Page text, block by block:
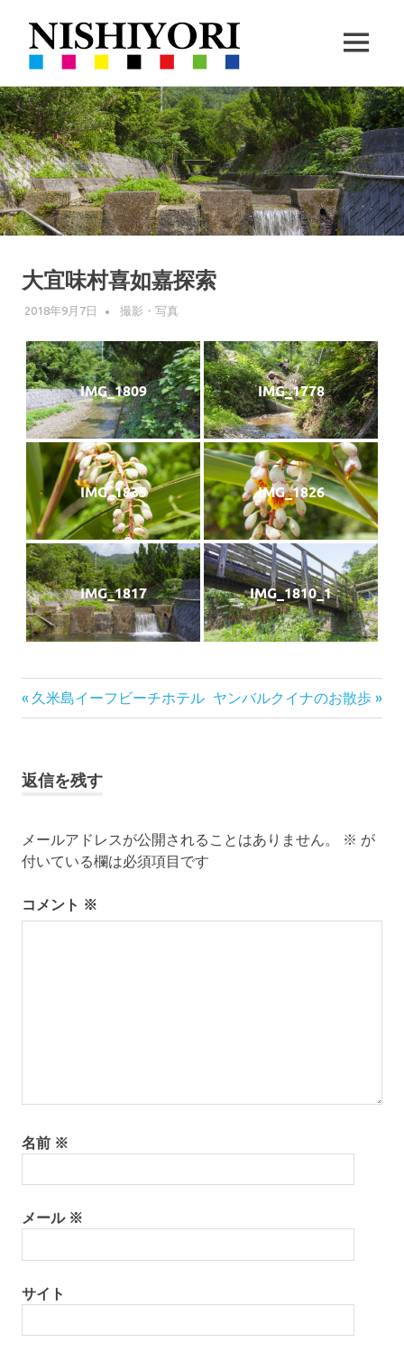
コ
ン
テ
ン
ツ
へ
ス
依
撮
影・
栽
沖
縄
撮
影
と
ハ
ー
ブ
の
栽
MENU
大宜味村喜如嘉探索
2018年9月7日 WPMASTER
撮影・写真
IMG_1809 IMG_1778
IMG_1835 IMG_1826
IMG_1817 IMG_1810_1
投
ナ
ゲ
ー
シ
前
の
久米島イーフビーチホテル 次
の
ヤンバルクイナのお散歩
返信を残す
メールアドレスが公開されることはありません。 ※ が
付いている欄は必須項目です
コメント ※
名前 ※
メール ※
サイト